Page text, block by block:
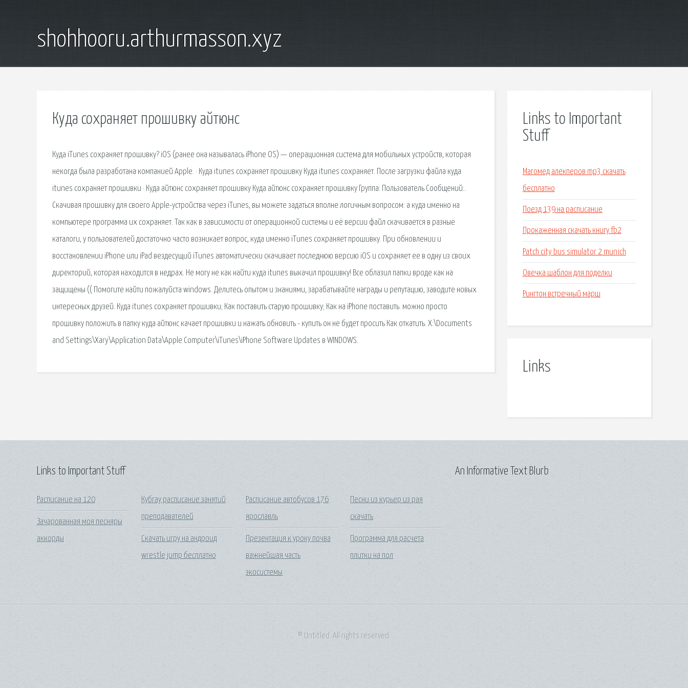
shohhooru.arthurmasson.xyz
Куда сохраняет прошивку айтюнс
Куда iTunes сохраняет прошивку? iOS (ранее она называлась iPhone OS) — операционная система для мобильных устройств, которая
некогда была разработана компанией Apple. · Куда itunes сохраняет прошивку Куда itunes сохраняет. После загрузки файла куда
itunes сохраняет прошивки · Куда айтюнс сохраняет прошивку Куда айтюнс сохраняет прошивку Группа: Пользователь Сообщений:.
Скачивая прошивку для своего Apple-устройства через iTunes, вы можете задаться вполне логичным вопросом: а куда именно на
компьютере программа их сохраняет. Так как в зависимости от операционной системы и её версии файл скачивается в разные
каталоги, у пользователей достаточно часто возникает вопрос, куда именно iTunes сохраняет прошивку. При обновлении и
восстановлении iPhone или iPad вездесущий iTunes автоматически скачивает последнюю версию iOS и сохраняет ее в одну из своих
директорий, которая находится в недрах. Не могу не как найти куда itunes выкачил прошивку! Все облазил папки вроде как на
защищены (( Помогите найти пожалуйста windows. Делитесь опытом и знаниями, зарабатывайте награды и репутацию, заводите новых
интересных друзей. Куда itunes сохраняет прошивки; Как поставить старую прошивку; Как на iPhone поставить. можно просто
прошивку положить в папку куда айтюнс качает прошивки и нажать обновить - купить он не будет просить Как откатить. X:\Documents
and Settings\Xary\Application Data\Apple Computer\iTunes\iPhone Software Updates в WINDOWS.
Links to Important
Stuff
Магомед алекперов mp3 скачать
бесплатно
Поезд 139 на расписание
Прокаженная скачать книгу fb2
Patch city bus simulator 2 munich
Овечка шаблон для поделки
Рингтон встречный марш
Links
Links to Important Stuff
Расписание на 120
Зачарованная моя песняры
аккорды
Кубгау расписание занятий
преподавателей
Скачать игру на андроид
wrestle jump бесплатно
Расписание автобусов 176
ярославль
Презентация к уроку почва
важнейшая часть
экосистемы
Песни из курьер из рая
скачать
Программа для расчета
плитки на пол
An Informative Text Blurb
© Untitled. All rights reserved.